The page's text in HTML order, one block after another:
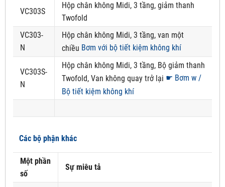
VC303S
Hộp chân không Midi, 3 tầng, giảm thanh
Twofold
VC303-
N
Hộp chân không Midi, 3 tầng, van một
chiều Bơm với bộ tiết kiệm không khí
VC303S-
N
Hộp chân không Midi, 3 tầng, Bộ giảm thanh
Twofold, Van không quay trở lại ☛ Bơm w /
Bộ tiết kiệm không khí
Các bộ phận khác
Một phần
số
Sự miêu tả